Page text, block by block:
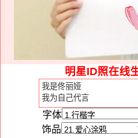
明星ID照在线
字体
饰品